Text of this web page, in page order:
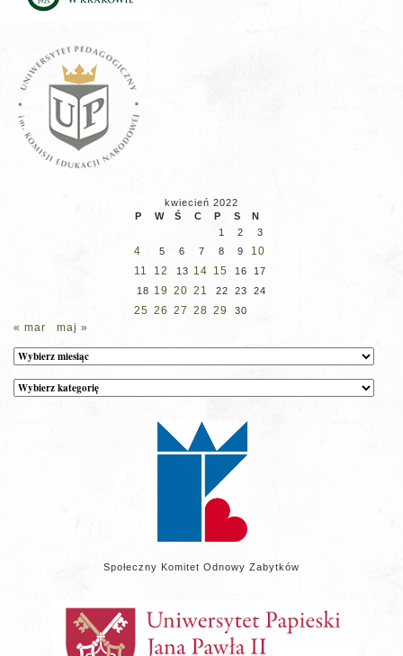
kwiecień 2022
P
W Ś C P S
N
1
2 3
4 5 6 7 8 9
10
11
12 13 14 15 16
17
18 19 20 21 22 23 24
25 26 27 28 29 30
« mar maj »
Archiwum
Kategorie
wpisów
Społeczny Komitet Odnowy Zabytków